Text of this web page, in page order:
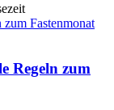
Regeln zum